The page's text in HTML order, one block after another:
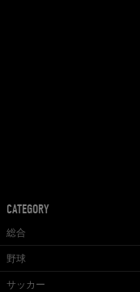
CATEGORY
総合
野球
サッカー